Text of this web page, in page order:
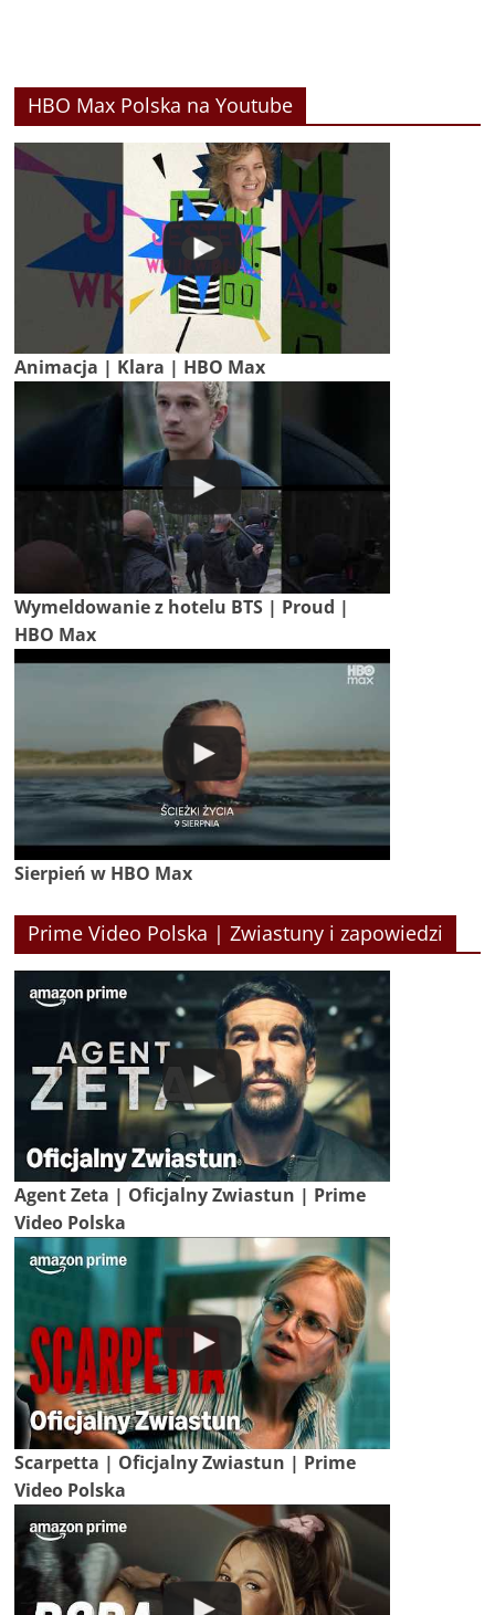
HBO Max Polska na Youtube
Animacja | Klara | HBO Max
Wymeldowanie z hotelu BTS | Proud |
HBO Max
Sierpień w HBO Max
Prime Video Polska | Zwiastuny i zapowiedzi
Agent Zeta | Oficjalny Zwiastun | Prime
Video Polska
Scarpetta | Oficjalny Zwiastun | Prime
Video Polska